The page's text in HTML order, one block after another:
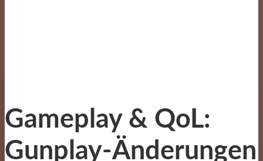
Gameplay & QoL:
Gunplay-Änderungen